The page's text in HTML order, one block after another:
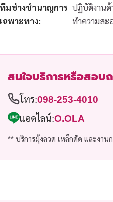
ทีมช่างชำนาญการ
เฉพาะทาง:
ปฏิบัติงานด้
ทำความสะ
สนใจบริการหรือสอบ
โทร:098-253-4010
แอดไลน์:O.OLA
** บริการมุ้งลวด เหล็กดัด และงา